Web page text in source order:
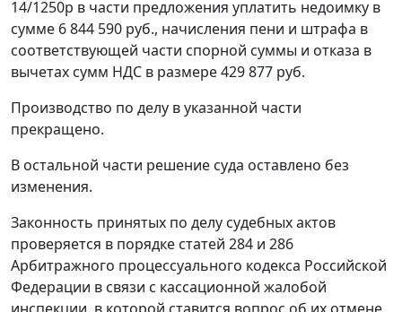
14/1250р в части предложения уплатить недоимку в
сумме 6 844 590 руб., начисления пени и штрафа в
соответствующей части спорной суммы и отказа в
вычетах сумм НДС в размере 429 877 руб.
Производство по делу в указанной части
прекращено.
В остальной части решение суда оставлено без
изменения.
Законность принятых по делу судебных актов
проверяется в порядке статей 284 и 286
Арбитражного процессуального кодекса Российской
Федерации в связи с кассационной жалобой